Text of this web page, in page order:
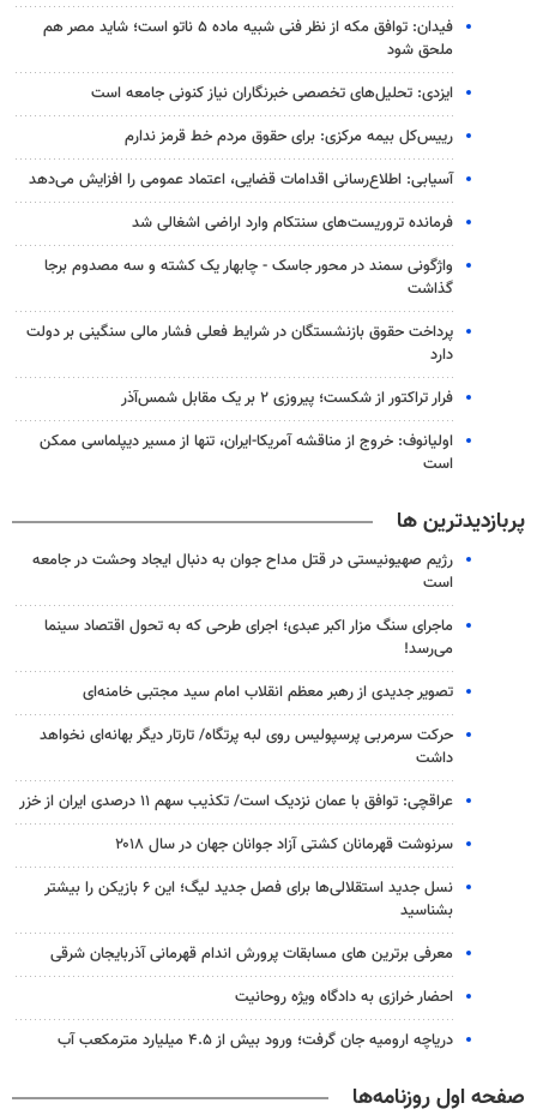
فیدان: توافق مکه از نظر فنی شبیه ماده ۵ ناتو است؛ شاید مصر هم
ملحق شود
ایزدی: تحلیل‌های تخصصی خبرنگاران نیاز کنونی جامعه است
رییس‌کل بیمه مرکزی: برای حقوق مردم خط قرمز ندارم
آسیابی: اطلاع‌رسانی اقدامات قضایی، اعتماد عمومی را افزایش می‌دهد
فرمانده تروریست‌های سنتکام وارد اراضی اشغالی شد
واژگونی سمند در محور جاسک - چابهار یک کشته و سه مصدوم برجا
گذاشت
پرداخت حقوق بازنشستگان در شرایط فعلی فشار مالی سنگینی بر دولت
دارد
فرار تراکتور از شکست؛ پیروزی ۲ بر یک مقابل شمس‌آذر
اولیانوف: خروج از مناقشه آمریکا-ایران، تنها از مسیر دیپلماسی ممکن
است
پربازدیدترین ها
رژیم صهیونیستی در قتل مداح جوان به دنبال ایجاد وحشت در جامعه
است
ماجرای سنگ مزار اکبر عبدی؛ اجرای طرحی که به تحول اقتصاد سینما
می‌رسد!
تصویر جدیدی از رهبر معظم انقلاب امام سید مجتبی خامنه‌ای
حرکت سرمربی پرسپولیس روی لبه پرتگاه/ تارتار دیگر بهانه‌ای نخواهد
داشت
عراقچی: توافق با عمان نزدیک است/ تکذیب سهم ۱۱ درصدی ایران از خزر
سرنوشت قهرمانان کشتی آزاد جوانان جهان در سال ۲۰۱۸
نسل جدید استقلالی‌ها برای فصل جدید لیگ؛ این ۶ بازیکن را بیشتر
بشناسید
معرفی برترین های مسابقات پرورش اندام قهرمانی آذربایجان شرقی
احضار خرازی به دادگاه ویژه روحانیت
دریاچه ارومیه جان گرفت؛ ورود بیش از ۴.۵ میلیارد مترمکعب آب
صفحه اول روزنامه‌ها